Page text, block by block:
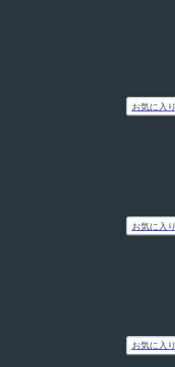
お気に入り
お気に入り
お気に入り